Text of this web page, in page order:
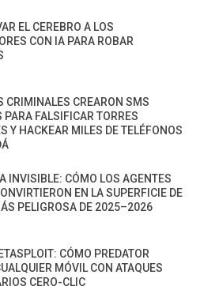
EL CEREBRO A LOS
CON IA PARA ROBAR
CRIMINALES CREARON SMS
PARA FALSIFICAR TORRES
Y HACKEAR MILES DE TELÉFONOS
INVISIBLE: CÓMO LOS AGENTES
EN LA SUPERFICIE DE
PELIGROSA DE 2025–2026
CÓMO PREDATOR
MÓVIL CON ATAQUES
CERO-CLIC